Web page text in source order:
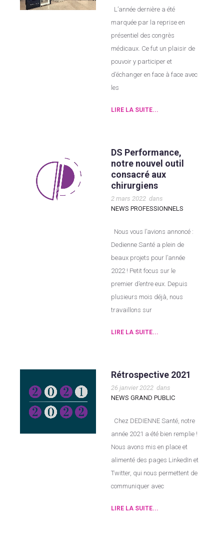
L’année dernière a été
marquée par la reprise en
présentiel des congrès
médicaux. Ce fut un plaisir de
pouvoir y participer et
d’échanger en face à face avec
les
LIRE LA SUITE...
DS Performance,
notre nouvel outil
consacré aux
chirurgiens
2 mars 2022 dans
NEWS PROFESSIONNELS
Nous vous l’avions annoncé :
Dedienne Santé a plein de
beaux projets pour l’année
2022 ! Petit focus sur le
premier d’entre eux. Depuis
plusieurs mois déjà, nous
travaillons sur
LIRE LA SUITE...
Rétrospective 2021
26 janvier 2022 dans
NEWS GRAND PUBLIC
Chez DEDIENNE Santé, notre
année 2021 a été bien remplie !
Nous avons mis en place et
alimenté des pages LinkedIn et
Twitter, qui nous permettent de
communiquer avec
LIRE LA SUITE...